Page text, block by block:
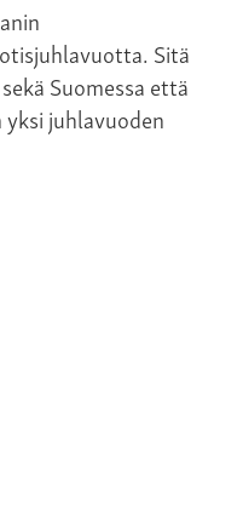
Sitä
Suomessa että
juhlavuoden